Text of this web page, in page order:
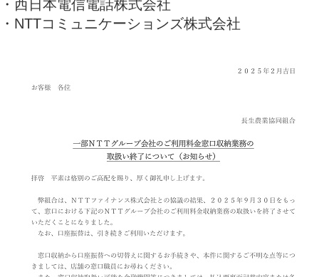
・西日本電信電話株式会社
・NTTコミュニケーションズ株式会社